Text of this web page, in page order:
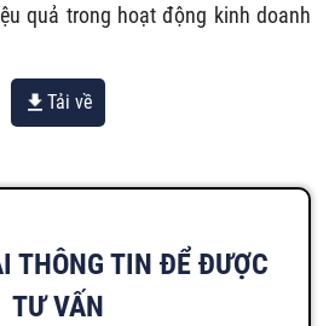
quả trong hoạt động kinh doanh
Tải về
THÔNG TIN ĐỂ ĐƯỢC
TƯ VẤN